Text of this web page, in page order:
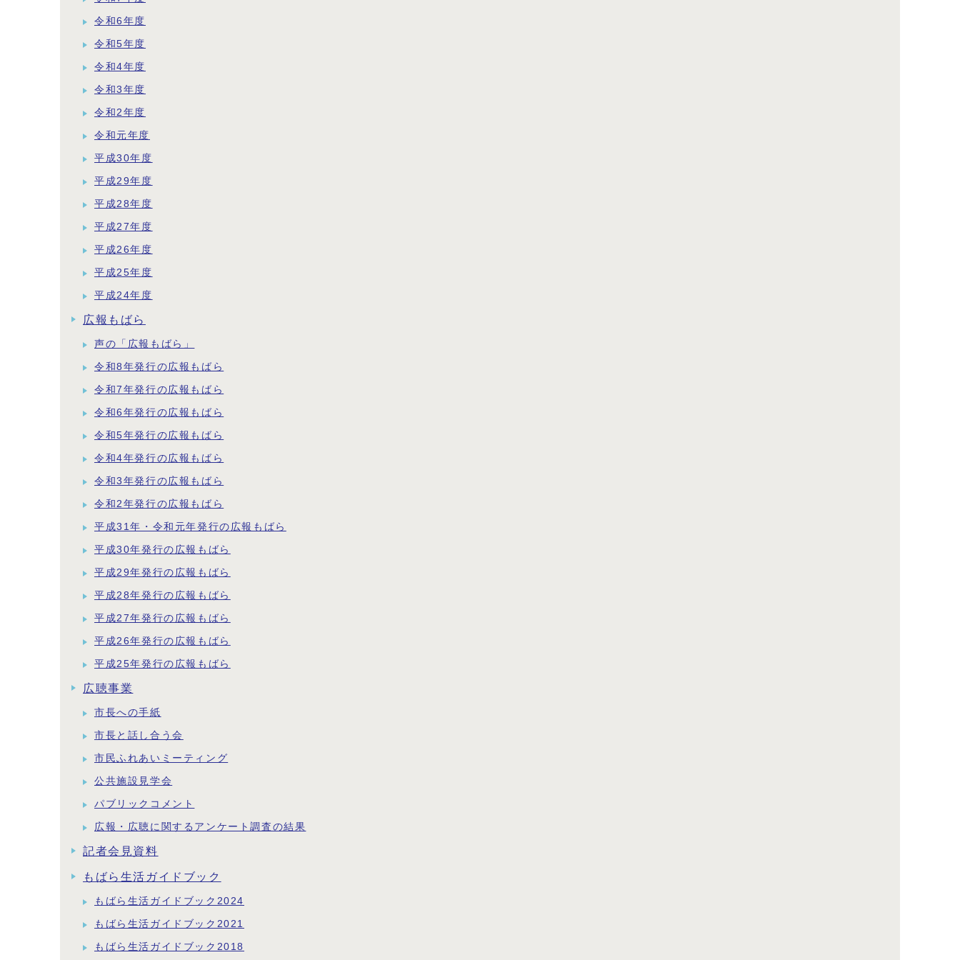
令和6年度
令和5年度
令和4年度
令和3年度
令和2年度
令和元年度
平成30年度
平成29年度
平成28年度
平成27年度
平成26年度
平成25年度
平成24年度
広報もばら
声の「広報もばら」
令和8年発行の広報もばら
令和7年発行の広報もばら
令和6年発行の広報もばら
令和5年発行の広報もばら
令和4年発行の広報もばら
令和3年発行の広報もばら
令和2年発行の広報もばら
平成31年・令和元年発行の広報もばら
平成30年発行の広報もばら
平成29年発行の広報もばら
平成28年発行の広報もばら
平成27年発行の広報もばら
平成26年発行の広報もばら
平成25年発行の広報もばら
広聴事業
市長への手紙
市長と話し合う会
市民ふれあいミーティング
公共施設見学会
パブリックコメント
広報・広聴に関するアンケート調査の結果
記者会見資料
もばら生活ガイドブック
もばら生活ガイドブック2024
もばら生活ガイドブック2021
もばら生活ガイドブック2018